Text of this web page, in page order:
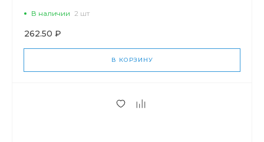
В наличии 2 шт
262.50 ₽
В КОРЗИНУ